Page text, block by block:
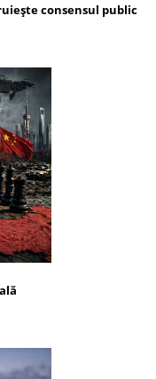
consensul public